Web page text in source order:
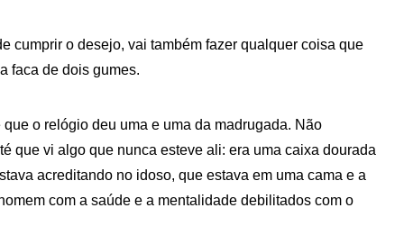
cumprir o desejo, vai também fazer qualquer coisa que
faca de dois gumes.
o relógio deu uma e uma da madrugada. Não
que vi algo que nunca esteve ali: era uma caixa dourada
acreditando no idoso, que estava em uma cama e a
com a saúde e a mentalidade debilitados com o